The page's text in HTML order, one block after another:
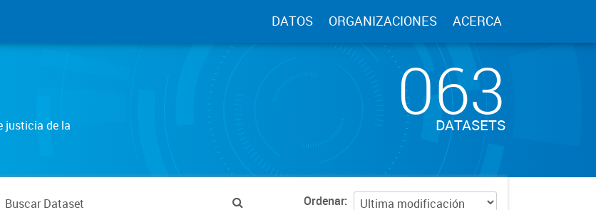
DATOS ORGANIZACIONES ACERCA
justicia de la
063
DATASETS
Ordenar